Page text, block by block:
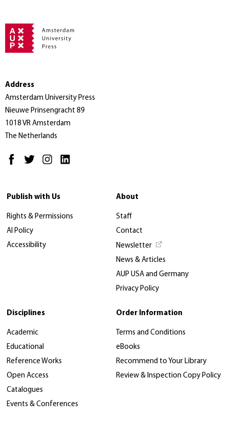
Address
Amsterdam University Press
Nieuwe Prinsengracht 89
1018 VR Amsterdam
The Netherlands
Publish with Us
Rights & Permissions
AI Policy
Accessibility
About
Staff
Contact
Newsletter
News & Articles
AUP USA and Germany
Privacy Policy
Disciplines
Academic
Educational
Reference Works
Open Access
Catalogues
Events & Conferences
Order Information
Terms and Conditions
eBooks
Recommend to Your Library
Review & Inspection Copy Policy